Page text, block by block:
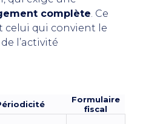
complète. Ce
celui qui convient le
l’activité
Formulaire
fiscal